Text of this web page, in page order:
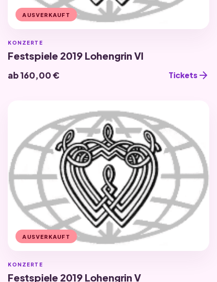
AUSVERKAUFT
KONZERTE
Festspiele 2019 Lohengrin VI
ab 160,00 € Tickets arrow_forward
AUSVERKAUFT
KONZERTE
Festspiele 2019 Lohengrin V